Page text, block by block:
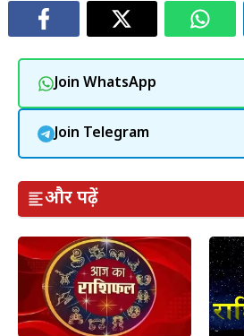
Join WhatsApp
Join Telegram
और पढ़ें